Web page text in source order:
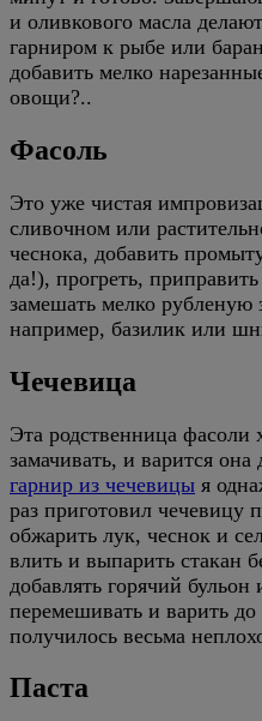
и оливкового масла
гарниром к рыбе или
добавить мелко
овощи?..
Фасоль
Это уже чистая
сливочном или
чеснока, добавить
да!), прогреть,
замешать мелко
например, базилик или
Чечевица
Эта родственница
замачивать, и варится
гарнир из чечевицы я
раз приготовил чечевицу
обжарить лук, чеснок и
влить и выпарить стакан
добавлять горячий
перемешивать и варить
получилось весьма
Паста